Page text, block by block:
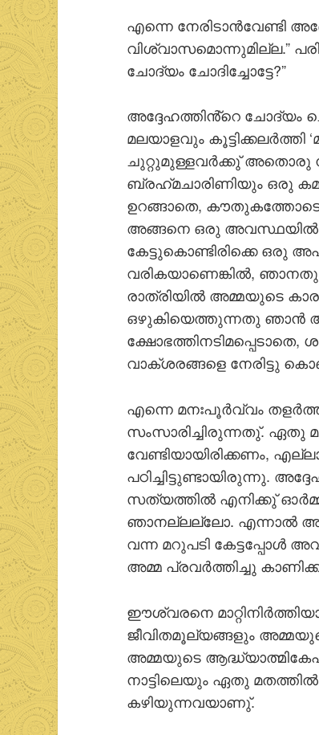
എന്നെ നേരിടാന്‍വേണ്ടി
വിശ്വാസമൊന്നുമില്ല.”
ചോദ്യം ചോദിച്ചോട്ടേ?”
അദ്ദേഹത്തിൻ്റെ ചോദ്യം
മലയാളവും
ചുറ്റുമുള്ളവര്‍ക്കു് അതൊരു
ബ്രഹ്‌മചാരിണിയും ഒരു
ഉറങ്ങാതെ,
അങ്ങനെ ഒരു അവസ്ഥയില്‍
കേട്ടുകൊണ്ടിരിക്കെ ഒരു
വരികയാണെങ്കില്‍,
രാത്രിയില്‍ അമ്മയുടെ
ഒഴുകിയെത്തുന്നതു ഞാന്‍
വാക്ശരങ്ങളെ നേരിട്ടു
എന്നെ മനഃപൂര്‍വ്വം
സംസാരിച്ചിരുന്നതു്. ഏതു
വേണ്ടിയായിരിക്കണം,
പഠിച്ചിട്ടുണ്ടായിരുന്നു.
സത്യത്തില്‍ എനിക്കു്
ഞാനല്ലല്ലോ. എന്നാല്‍
വന്ന മറുപടി
അമ്മ പ്രവര്‍ത്തിച്ചു
ഈശ്വരനെ
ജീവിതമൂല്യങ്ങളും
അമ്മയുടെ
നാട്ടിലെയും ഏതു
കഴിയുന്നവയാണു്.